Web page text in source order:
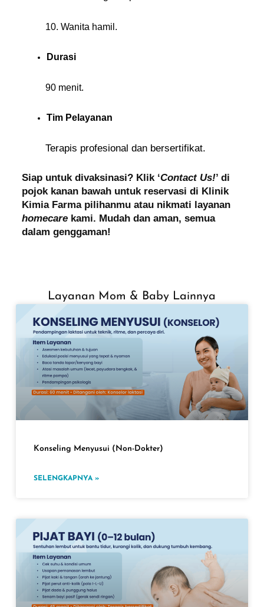
10. Wanita hamil.
Durasi
90 menit.
Tim Pelayanan
Terapis profesional dan bersertifikat.
Siap untuk divaksinasi? Klik ‘Contact Us!’ di
pojok kanan bawah untuk reservasi di Klinik
Kimia Farma pilihanmu atau nikmati layanan
homecarekami. Mudah dan aman, semua
dalam genggaman!
Layanan Mom & Baby Lainnya
Konseling Menyusui (Non-Dokter)
SELENGKAPNYA »